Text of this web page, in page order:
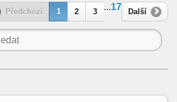
Předchozí 1 2 3
...17
Další